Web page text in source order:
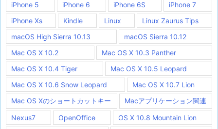
iPhone 5 iPhone 6 iPhone 6S
iPhone 7
iPhone Xs
Kindle Linux
Linux Zaurus Tips
macOS High Sierra 10.13
macOS Sierra 10.12
Mac OS X 10.2
Mac OS X 10.3 Panther
Mac OS X 10.4 Tiger
Mac OS X 10.5 Leopard
Mac OS X 10.6 Snow Leopard
Mac OS X 10.7 Lion
Mac OS Xのショートカットキー
Macアプリケーション関連
Nexus7 OpenOffice
OS X 10.8 Mountain Lion